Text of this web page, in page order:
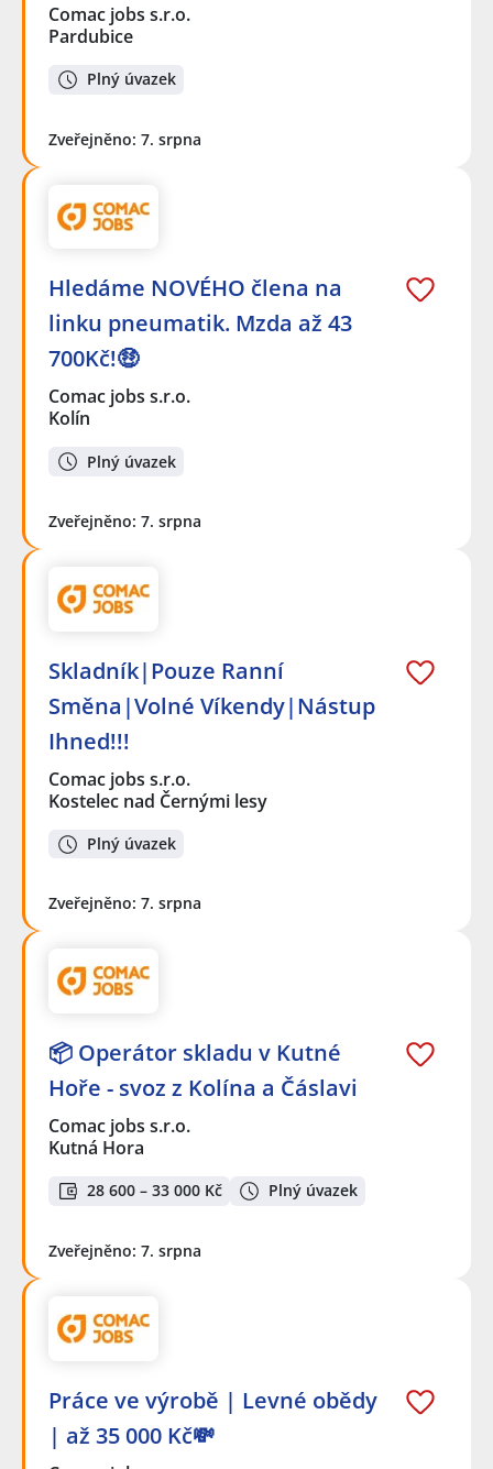
Comac jobs s.r.o.
Pardubice
Plný úvazek
Zveřejněno: 7. srpna
Hledáme NOVÉHO člena na
linku pneumatik. Mzda až 43
700Kč!🤑
Comac jobs s.r.o.
Kolín
Plný úvazek
Zveřejněno: 7. srpna
Skladník|Pouze Ranní
Směna|Volné Víkendy|Nástup
Ihned!!!
Comac jobs s.r.o.
Kostelec nad Černými lesy
Plný úvazek
Zveřejněno: 7. srpna
📦 Operátor skladu v Kutné
Hoře - svoz z Kolína a Čáslavi
Comac jobs s.r.o.
Kutná Hora
28 600 – 33 000 Kč Plný úvazek
Zveřejněno: 7. srpna
Práce ve výrobě | Levné obědy
| až 35 000 Kč💸